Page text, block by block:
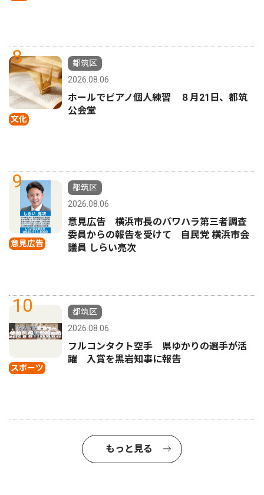
8
文化
都筑区
2026.08.06
ホールでピアノ個人練習 ８月21日、都筑
公会堂
9
意見広告
都筑区
2026.08.06
意見広告 横浜市長のパワハラ第三者調査
委員からの報告を受けて 自民党 横浜市会
議員 しらい亮次
10
スポーツ
都筑区
2026.08.06
フルコンタクト空手 県ゆかりの選手が活
躍 入賞を黒岩知事に報告
もっと見る